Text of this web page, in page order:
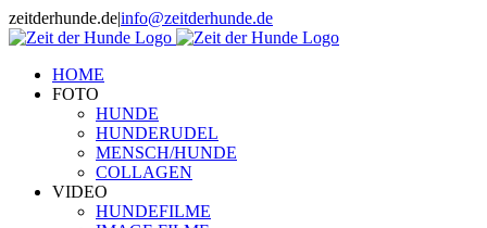
Zum
Inhalt
zeitderhunde.de|info@zeitderhunde.de
HOME
FOTO
HUNDE
HUNDERUDEL
MENSCH/HUNDE
COLLAGEN
VIDEO
HUNDEFILME